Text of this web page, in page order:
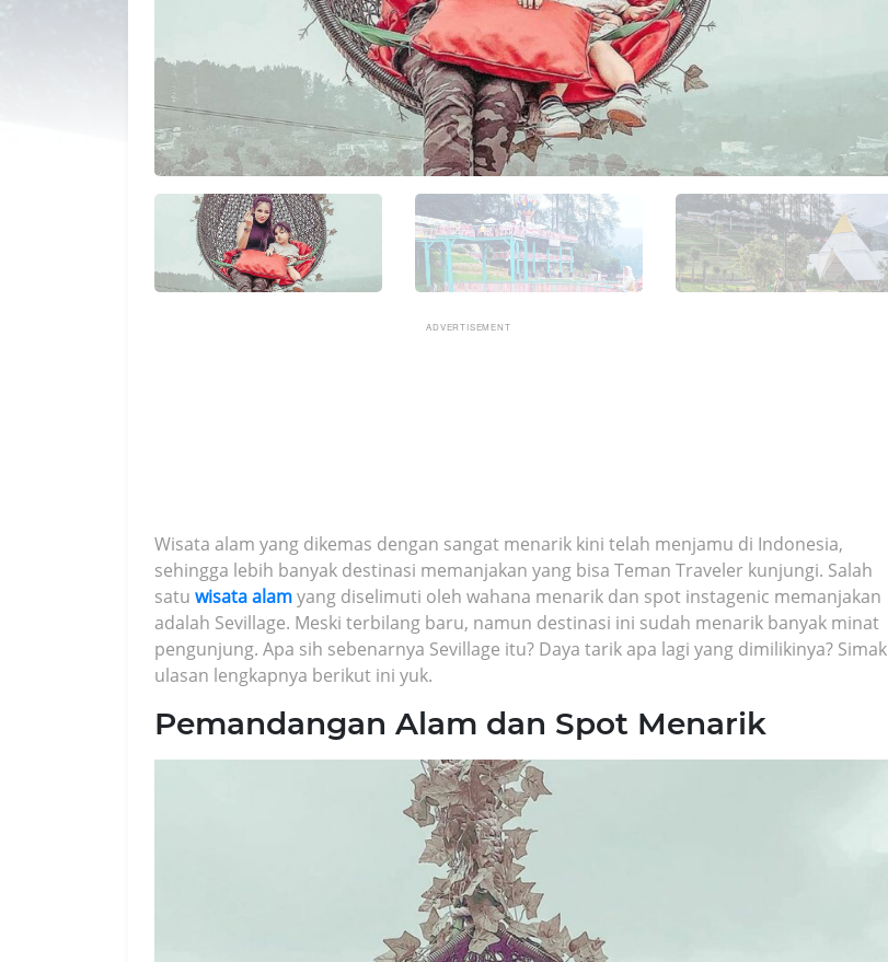
ADVERTISEMENT
Wisata alam yang dikemas dengan sangat menarik kini telah menjamu di Indonesia,
sehingga lebih banyak destinasi memanjakan yang bisa Teman Traveler kunjungi. Salah
satu wisata alamyang diselimuti oleh wahana menarik dan spot instagenic memanjakan
adalah Sevillage. Meski terbilang baru, namun destinasi ini sudah menarik banyak minat
pengunjung. Apa sih sebenarnya Sevillage itu? Daya tarik apa lagi yang dimilikinya? Simak
ulasan lengkapnya berikut ini yuk.
Pemandangan Alam dan Spot Menarik